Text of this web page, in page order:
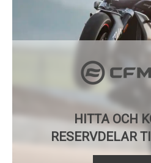
HITTA OCH
RESERVDELAR